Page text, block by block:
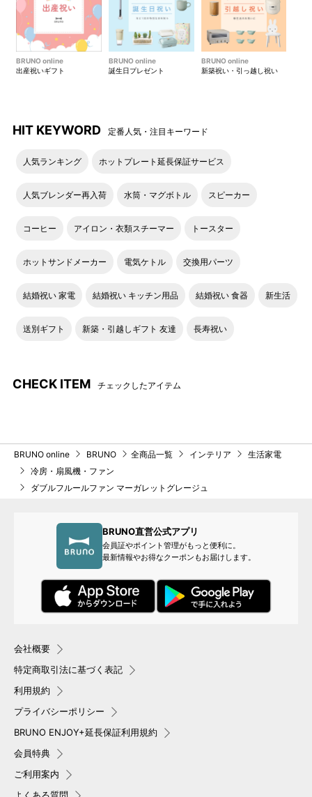
BRUNO online
出産祝いギフト
BRUNO online
誕生日プレゼント
BRUNO online
新築祝い・引っ越し祝い
HIT KEYWORD 定番人気・注目キーワード
人気ランキング ホットプレート延長保証サービス
人気ブレンダー再入荷 水筒・マグボトル スピーカー
コーヒー アイロン・衣類スチーマー トースター
ホットサンドメーカー 電気ケトル 交換用パーツ
結婚祝い 家電 結婚祝い キッチン用品 結婚祝い 食器 新生活
送別ギフト 新築・引越しギフト 友達 長寿祝い
CHECK ITEM チェックしたアイテム
BRUNO online BRUNO 全商品一覧 インテリア
生活家電
冷房・扇風機・ファン
ダブルフルールファン マーガレットグレージュ
BRUNO直営公式アプリ
会員証やポイント管理がもっと便利に。
最新情報やお得なクーポンもお届けします。
会社概要
特定商取引法に基づく表記
利用規約
プライバシーポリシー
BRUNO ENJOY+延長保証利用規約
会員特典
ご利用案内